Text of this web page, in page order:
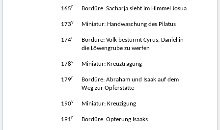
165r Bordüre: Sacharja sieht im Himmel Josua
173v Miniatur: Handwaschung des Pilatus
174r
Bordüre: Volk bestürmt Cyrus, Daniel in
die Löwengrube zu werfen
178v Miniatur: Kreuztragung
179r
Bordüre: Abraham und Isaak auf dem
Weg zur Opferstätte
190v Miniatur: Kreuzigung
191r Bordüre: Opferung Isaaks